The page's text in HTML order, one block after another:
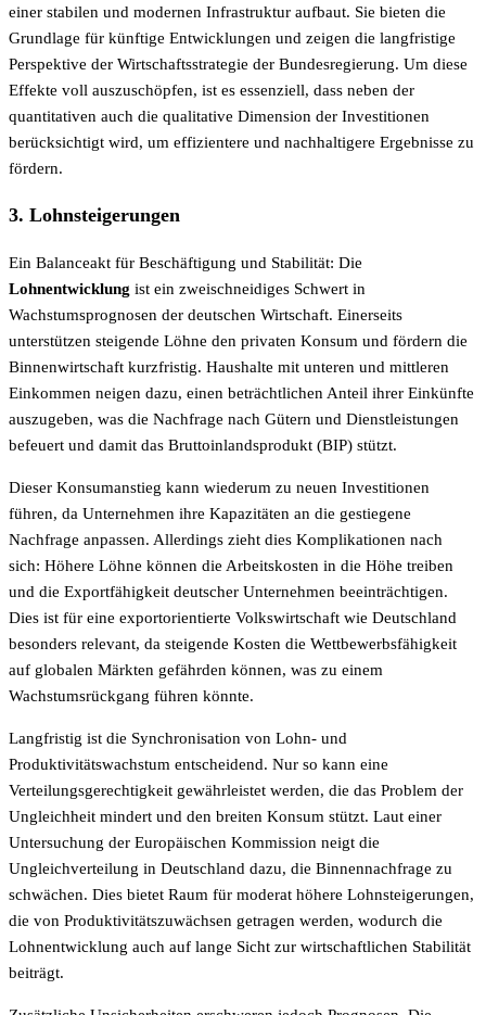
einer stabilen und modernen Infrastruktur aufbaut. Sie bieten die
Grundlage für künftige Entwicklungen und zeigen die langfristige
Perspektive der Wirtschaftsstrategie der Bundesregierung. Um diese
Effekte voll auszuschöpfen, ist es essenziell, dass neben der
quantitativen auch die qualitative Dimension der Investitionen
berücksichtigt wird, um effizientere und nachhaltigere Ergebnisse zu
fördern.
3. Lohnsteigerungen
Ein Balanceakt für Beschäftigung und Stabilität: Die
Lohnentwicklung ist ein zweischneidiges Schwert in
Wachstumsprognosen der deutschen Wirtschaft. Einerseits
unterstützen steigende Löhne den privaten Konsum und fördern die
Binnenwirtschaft kurzfristig. Haushalte mit unteren und mittleren
Einkommen neigen dazu, einen beträchtlichen Anteil ihrer Einkünfte
auszugeben, was die Nachfrage nach Gütern und Dienstleistungen
befeuert und damit das Bruttoinlandsprodukt (BIP) stützt.
Dieser Konsumanstieg kann wiederum zu neuen Investitionen
führen, da Unternehmen ihre Kapazitäten an die gestiegene
Nachfrage anpassen. Allerdings zieht dies Komplikationen nach
sich: Höhere Löhne können die Arbeitskosten in die Höhe treiben
und die Exportfähigkeit deutscher Unternehmen beeinträchtigen.
Dies ist für eine exportorientierte Volkswirtschaft wie Deutschland
besonders relevant, da steigende Kosten die Wettbewerbsfähigkeit
auf globalen Märkten gefährden können, was zu einem
Wachstumsrückgang führen könnte.
Langfristig ist die Synchronisation von Lohn- und
Produktivitätswachstum entscheidend. Nur so kann eine
Verteilungsgerechtigkeit gewährleistet werden, die das Problem der
Ungleichheit mindert und den breiten Konsum stützt. Laut einer
Untersuchung der Europäischen Kommission neigt die
Ungleichverteilung in Deutschland dazu, die Binnennachfrage zu
schwächen. Dies bietet Raum für moderat höhere Lohnsteigerungen,
die von Produktivitätszuwächsen getragen werden, wodurch die
Lohnentwicklung auch auf lange Sicht zur wirtschaftlichen Stabilität
beiträgt.